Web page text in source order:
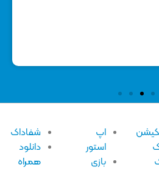
شفاداک
دانلود
همراه